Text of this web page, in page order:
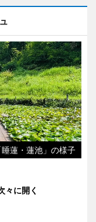
睡蓮・蓮池」の様子
々に開く